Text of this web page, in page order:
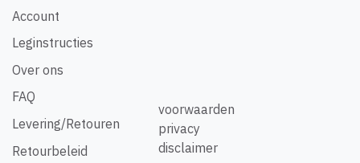
Account
Leginstructies
Over ons
FAQ
Levering/Retouren
Retourbeleid
voorwaarden
privacy
disclaimer